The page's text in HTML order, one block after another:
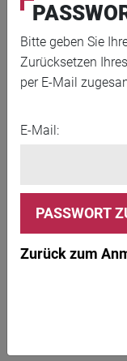
Bitte geben Sie
Zurücksetzen
per E-Mail
E-Mail:
Zurück zum